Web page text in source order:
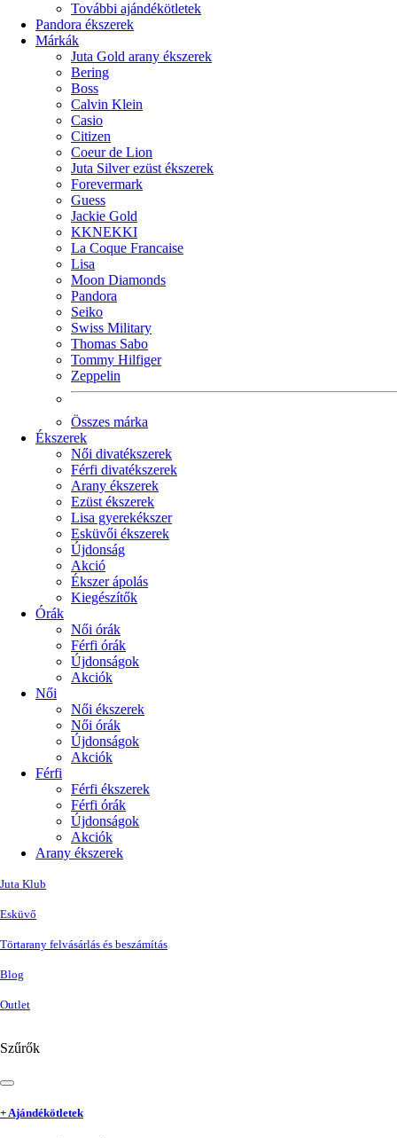
További ajándékötletek
Pandora ékszerek
Márkák
Juta Gold arany ékszerek
Bering
Boss
Calvin Klein
Casio
Citizen
Coeur de Lion
Juta Silver ezüst ékszerek
Forevermark
Guess
Jackie Gold
KKNEKKI
La Coque Francaise
Lisa
Moon Diamonds
Pandora
Seiko
Swiss Military
Thomas Sabo
Tommy Hilfiger
Zeppelin
Összes márka
Ékszerek
Női divatékszerek
Férfi divatékszerek
Arany ékszerek
Ezüst ékszerek
Lisa gyerekékszer
Esküvői ékszerek
Újdonság
Akció
Ékszer ápolás
Kiegészítők
Órák
Női órák
Férfi órák
Újdonságok
Akciók
Női
Női ékszerek
Női órák
Újdonságok
Akciók
Férfi
Férfi ékszerek
Férfi órák
Újdonságok
Akciók
Arany ékszerek
Juta Klub
Esküvő
Törtarany felvásárlás és beszámítás
Blog
Outlet
Szűrők
+ Ajándékötletek